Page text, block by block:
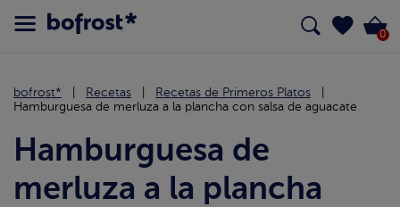
0
bofrost* Recetas
Recetas de Primeros Platos
Hamburguesa de merluza a la plancha con salsa de aguacate
Hamburguesa de
merluza a la plancha